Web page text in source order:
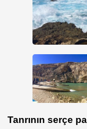
Tanrının serçe